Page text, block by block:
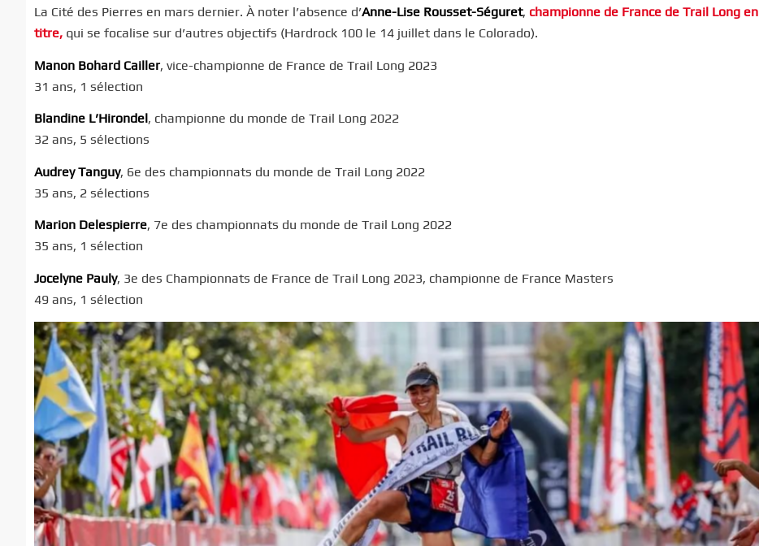
La Cité des Pierres en mars dernier. À noter l’absence d’Anne-Lise Rousset-Séguret, championne de France de Trail Long en
titre, qui se focalise sur d’autres objectifs (Hardrock 100 le 14 juillet dans le Colorado).
Manon Bohard Cailler, vice-championne de France de Trail Long 2023
31 ans, 1 sélection
Blandine L’Hirondel, championne du monde de Trail Long 2022
32 ans, 5 sélections
Audrey Tanguy, 6e des championnats du monde de Trail Long 2022
35 ans, 2 sélections
Marion Delespierre, 7e des championnats du monde de Trail Long 2022
35 ans, 1 sélection
Jocelyne Pauly, 3e des Championnats de France de Trail Long 2023, championne de France Masters
49 ans, 1 sélection